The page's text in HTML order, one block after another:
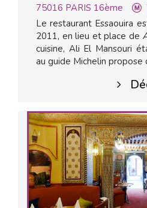
75016 PARIS 16ème
Le restaurant Essaouira
2011, en lieu et place de
cuisine, Ali El Mansouri
au guide Michelin propose